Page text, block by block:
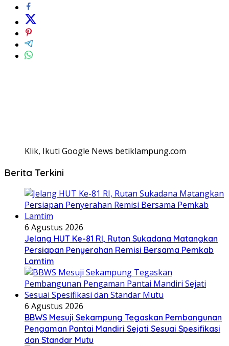
Klik, Ikuti Google News betiklampung.com
Berita Terkini
6 Agustus 2026
Jelang HUT Ke-81 RI, Rutan Sukadana Matangkan
Persiapan Penyerahan Remisi Bersama Pemkab
Lamtim
6 Agustus 2026
BBWS Mesuji Sekampung Tegaskan Pembangunan
Pengaman Pantai Mandiri Sejati Sesuai Spesifikasi
dan Standar Mutu